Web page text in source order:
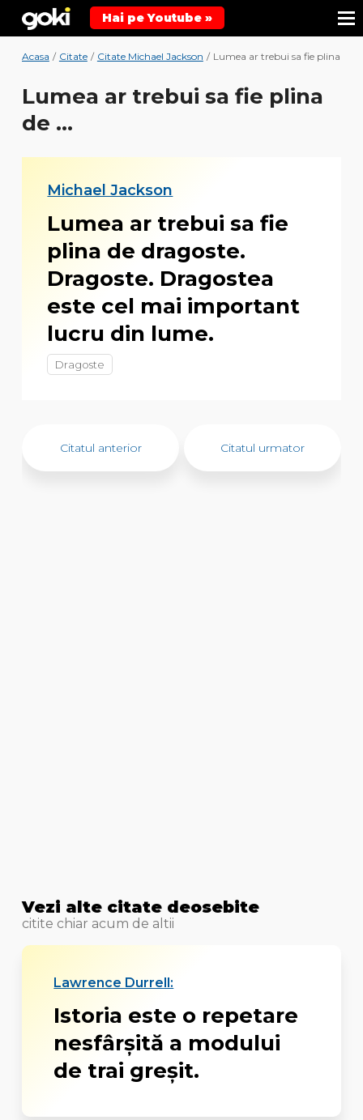
Hai pe Youtube »
Acasa / Citate / Citate Michael Jackson / Lumea ar trebui sa fie plina de ...
Lumea ar trebui sa fie plina
de ...
Michael Jackson
Lumea ar trebui sa fie
plina de dragoste.
Dragoste. Dragostea
este cel mai important
lucru din lume.
Dragoste
Citatul anterior Citatul urmator
Vezi alte citate deosebite
citite chiar acum de altii
Lawrence Durrell:
Istoria este o repetare
nesfârşită a modului
de trai greşit.